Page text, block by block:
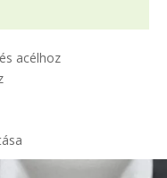
acélhoz